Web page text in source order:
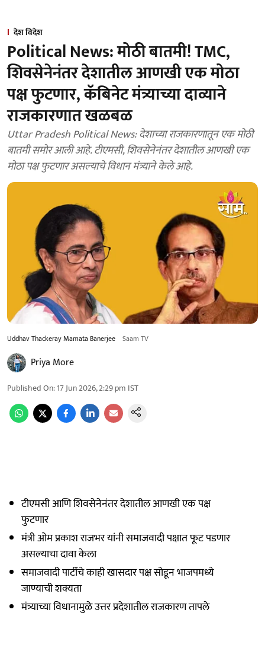
देश विदेश
Political News: मोठी बातमी! TMC,
शिवसेनेनंतर देशातील आणखी एक मोठा
पक्ष फुटणार, कॅबिनेट मंत्र्याच्या दाव्याने
राजकारणात खळबळ
Uttar Pradesh Political News: देशाच्या राजकारणातून एक मोठी
बातमी समोर आली आहे. टीएमसी, शिवसेनेनंतर देशातील आणखी एक
मोठा पक्ष फुटणार असल्याचे विधान मंत्र्याने केले आहे.
Uddhav Thackeray Mamata Banerjee Saam TV
Priya More
Published On:17 Jun 2026, 2:29 pm IST
टीएमसी आणि शिवसेनेनंतर देशातील आणखी एक पक्ष
फुटणार
मंत्री ओम प्रकाश राजभर यांनी समाजवादी पक्षात फूट पडणार
असल्याचा दावा केला
समाजवादी पार्टीचे काही खासदार पक्ष सोडून भाजपमध्ये
जाण्याची शक्यता
मंत्र्याच्या विधानामुळे उत्तर प्रदेशातील राजकारण तापले